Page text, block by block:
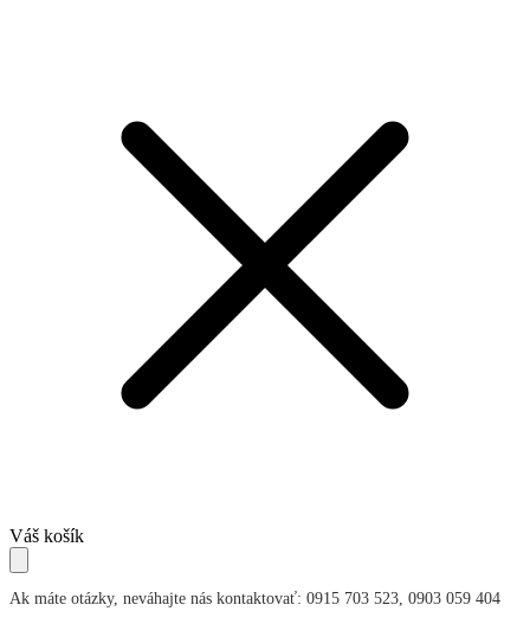
Skip
to
navigation
Skip
to
content
Váš košík
Ak máte otázky, neváhajte nás kontaktovať: 0915 703 523, 0903 059 404